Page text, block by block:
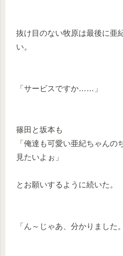
抜け目のない牧原は最後に亜
い。
「サービスですか……」
篠田と坂本も
「俺達も可愛い亜紀ちゃんの
見たいよぉ」
とお願いするように続いた。
「ん～じゃあ、分かりました